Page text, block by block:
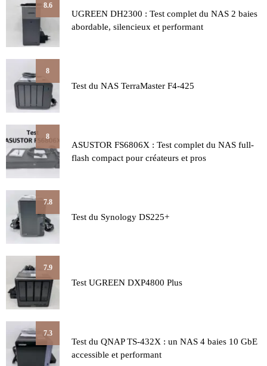
8.6
UGREEN DH2300 : Test complet du NAS 2 baies
abordable, silencieux et performant
8
Test du NAS TerraMaster F4-425
8
ASUSTOR FS6806X : Test complet du NAS full-
flash compact pour créateurs et pros
7.8
Test du Synology DS225+
7.9
Test UGREEN DXP4800 Plus
7.3
Test du QNAP TS-432X : un NAS 4 baies 10 GbE
accessible et performant